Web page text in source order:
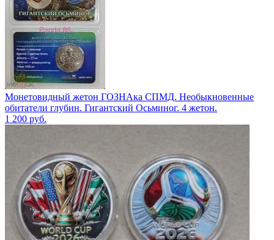
Монетовидный жетон ГОЗНАка СПМД. Необыкновенные
обитатели глубин. Гигантский Осьминог. 4 жетон.
1 200 руб.